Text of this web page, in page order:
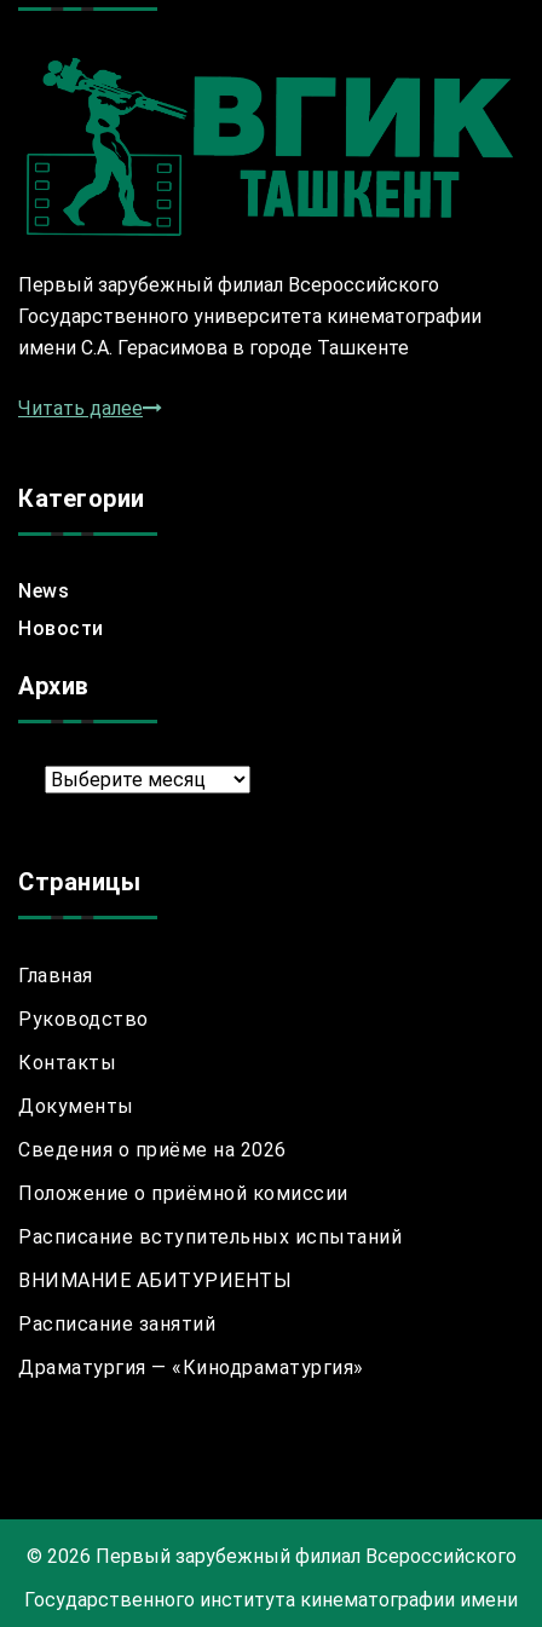
Первый зарубежный филиал Всероссийского
Государственного университета кинематографии
имени С.А. Герасимова в городе Ташкенте
Читать далее
Категории
News
Новости
Архив
Архив
Страницы
Главная
Руководство
Контакты
Документы
Сведения о приёме на 2026
Положение о приёмной комиссии
Расписание вступительных испытаний
ВНИМАНИЕ АБИТУРИЕНТЫ
Расписание занятий
Драматургия — «Кинодраматургия»
© 2026 Первый зарубежный филиал Всероссийского
Государственного института кинематографии имени